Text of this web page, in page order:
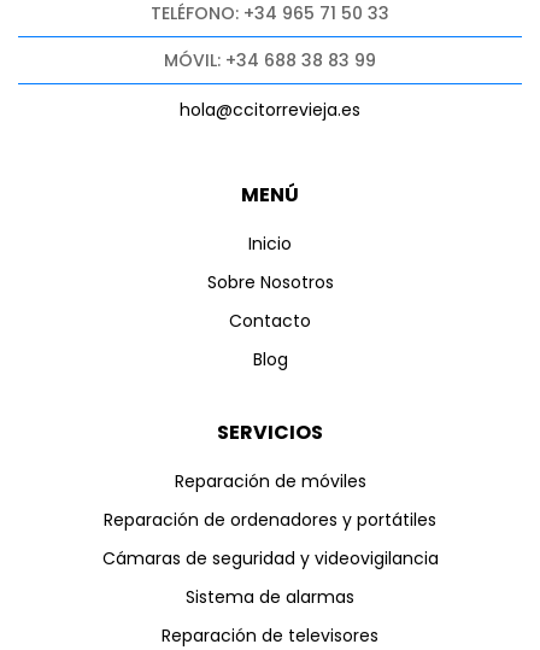
MENÚ
Inicio
Sobre Nosotros
Contacto
Blog
SERVICIOS
Reparación de móviles
Reparación de ordenadores y portátiles
Cámaras de seguridad y videovigilancia
Sistema de alarmas
Reparación de televisores
TELÉFONO: +34 965 71 50 33
MÓVIL: +34 688 38 83 99
hola@ccitorrevieja.es